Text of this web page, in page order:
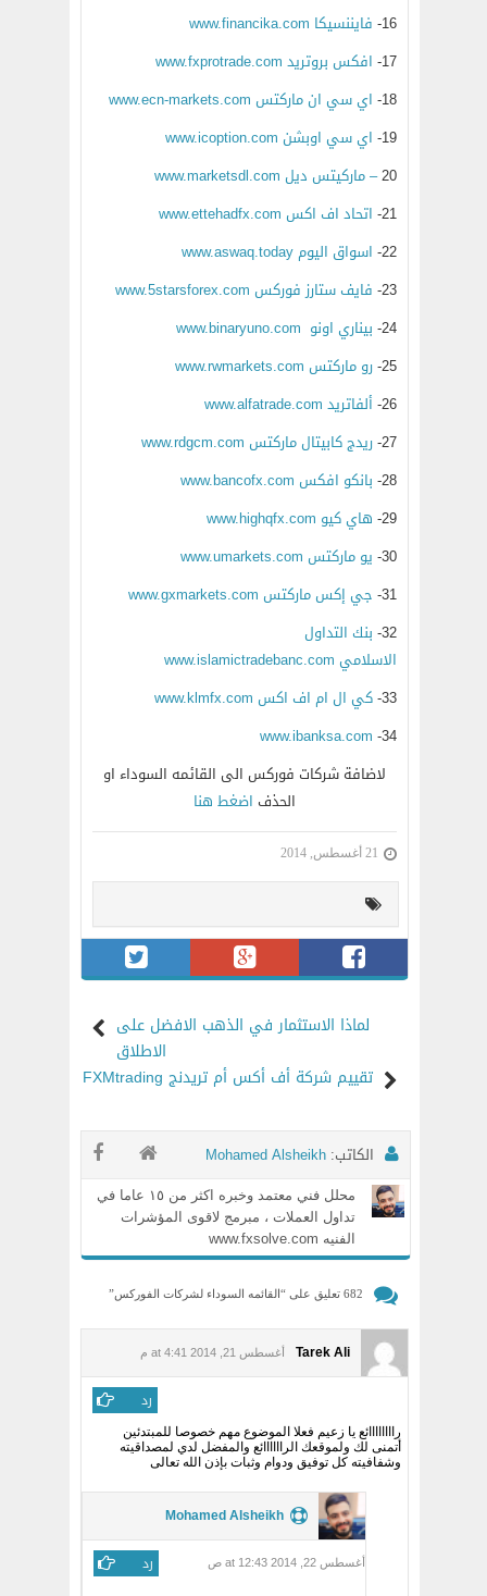
16- فايننسيكا www.financika.com
17- افكس بروتريد www.fxprotrade.com
18- اي سي ان ماركتس www.ecn-markets.com
19- اي سي اوبشن www.icoption.com
20– ماركيتس ديل www.marketsdl.com
21- اتحاد اف اكس www.ettehadfx.com
22- اسواق اليوم www.aswaq.today
23- فايف ستارز فوركس www.5starsforex.com
24- بيناري اونو www.binaryuno.com
25- رو ماركتس www.rwmarkets.com
26- ألفاتريد www.alfatrade.com
27- ريدج كابيتال ماركتس www.rdgcm.com
28- بانكو افكس www.bancofx.com
29- هاي كيو www.highqfx.com
30- يو ماركتس www.umarkets.com
31- جي إكس ماركتس www.gxmarkets.com
32- بنك التداول
الاسلامي www.islamictradebanc.com
33- كي ال ام اف اكس www.klmfx.com
34-
www.ibanksa.com
لاضافة شركات فوركس الى القائمه السوداء او
الحذف اضغط هنا
21 أغسطس, 2014
لماذا الاستثمار في الذهب الافضل على
الاطلاق
تقييم شركة أف أكس أم تريدنج FXMtrading
الكاتب: Mohamed Alsheikh
محلل فني معتمد وخبره اكثر من ١٥ عاما في
تداول العملات ، مبرمج لاقوى المؤشرات
الفنيه www.fxsolve.com
682 تعليق على “ القائمه السوداء لشركات الفوركس”
Tarek Ali أغسطس 21, 2014 at 4:41 م
رد
راااااااائع يا زعيم فعلا الموضوع مهم خصوصا للمبتدئين
أتمنى لك ولموقعك الراااااائع والمفضل لدي لمصداقيته
وشفافيته كل توفيق ودوام وثبات بإذن الله تعالى
Mohamed Alsheikh
أغسطس 22, 2014 at 12:43 ص رد